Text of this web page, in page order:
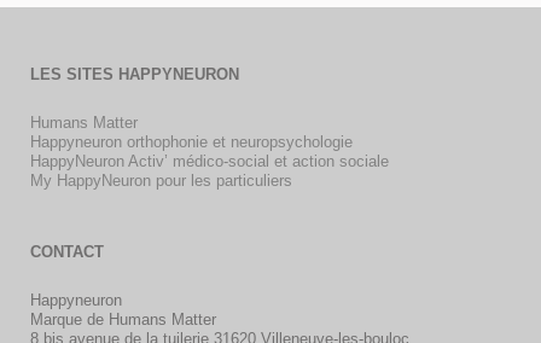
LES SITES HAPPYNEURON
Humans Matter
Happyneuron orthophonie et neuropsychologie
HappyNeuron Activ’ médico-social et action sociale
My HappyNeuron pour les particuliers
CONTACT
Happyneuron
Marque de Humans Matter
8 bis avenue de la tuilerie 31620 Villeneuve-les-bouloc